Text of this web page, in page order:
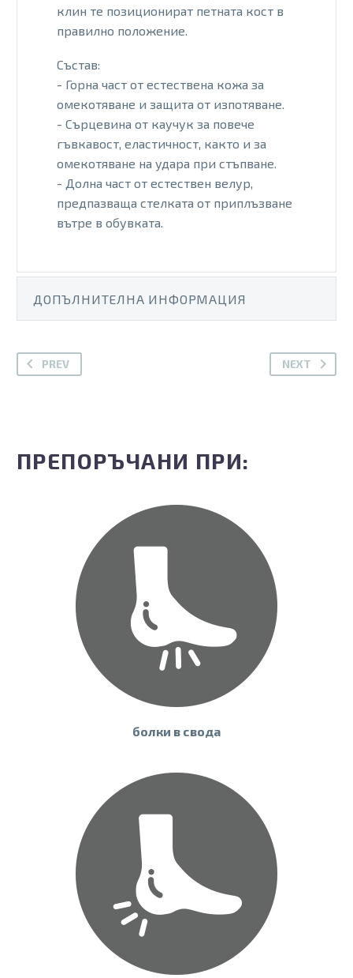
клин те позиционират петната кост в
правилно положение.
Състав:
- Горна част от естествена кожа за
омекотяване и защита от изпотяване.
- Сърцевина от каучук за повече
гъвкавост, еластичност, както и за
омекотяване на удара при стъпване.
- Долна част от естествен велур,
предпазваща стелката от приплъзване
вътре в обувката.
ДОПЪЛНИТЕЛНА ИНФОРМАЦИЯ
PREV NEXT
ПРЕПОРЪЧАНИ ПРИ:
болки в свода